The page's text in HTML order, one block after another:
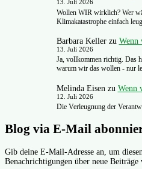
13. Juli 2026
Wollen WIR wirklich? Wer
Klimakatastrophe einfach
Barbara Kellerzu Wenn
13. Juli 2026
Ja, vollkommen richtig. Das
warum wir das wollen - nur
Melinda Eisen zu Wenn
12. Juli 2026
Die Verleugnung der
Blog via E-Mail
Gib deine E-Mail-Adresse an, um
Benachrichtigungen über neue